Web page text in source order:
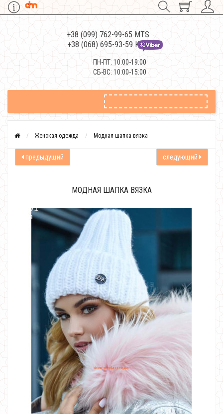
+38 (099) 762-99-65 MTS
+38 (068) 695-93-59 Kievstar
ПН-ПТ: 10:00-19:00
СБ-ВС: 10:00-15:00
Женская одежда Модная шапка вязка
предыдущий следующий
МОДНАЯ ШАПКА ВЯЗКА